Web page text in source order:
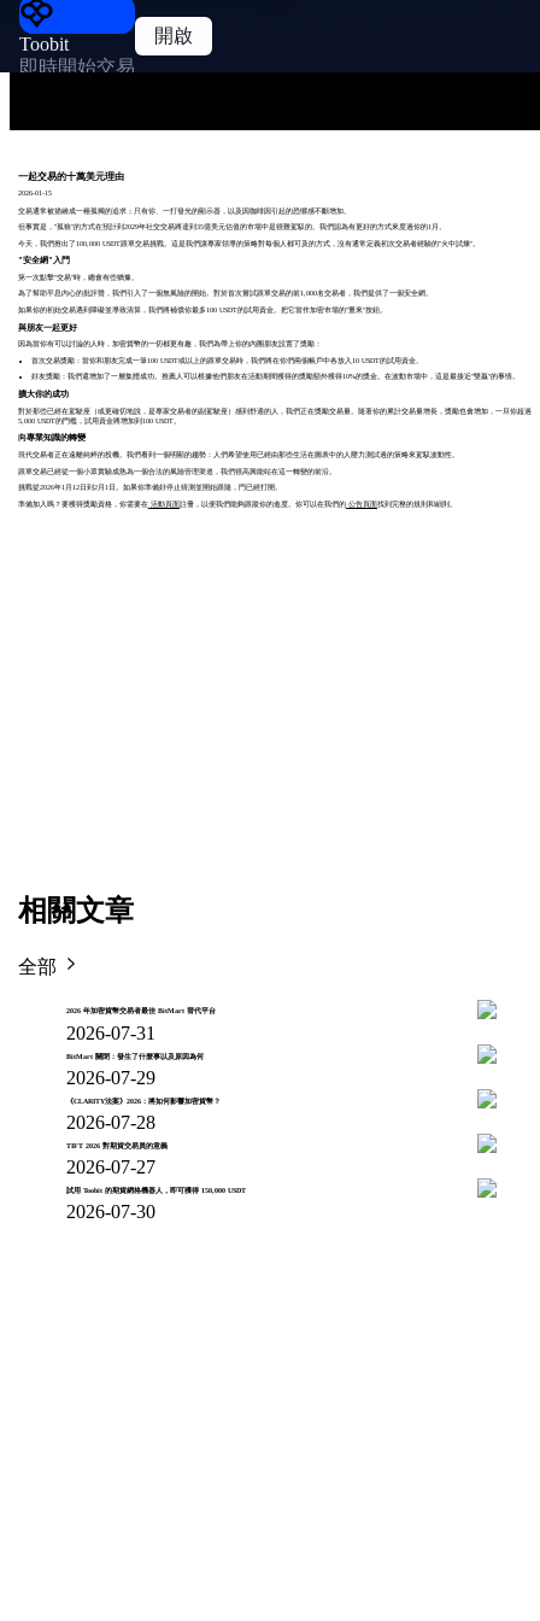
Toobit
即時開始交易
開啟
一起交易的十萬美元理由
2026-01-15
交易通常被描繪成一種孤獨的追求；只有你、一打發光的顯示器，以及因咖啡因引起的恐懼感不斷增加。
但事實是，"孤狼"的方式在預計到2029年社交交易將達到35億美元估值的市場中是很難駕馭的。我們認為有更好的方式來度過你的1月。
今天，我們推出了100,000 USDT跟單交易挑戰。這是我們讓專家領導的策略對每個人都可及的方式，沒有通常定義初次交易者經驗的"火中試煉"。
"安全網"入門
第一次點擊"交易"時，總會有些猶豫。
為了幫助平息內心的批評聲，我們引入了一個無風險的開始。對於首次嘗試跟單交易的前1,000名交易者，我們提供了一個安全網。
如果你的初始交易遇到障礙並導致清算，我們將補償你最多100 USDT的試用資金。把它當作加密市場的"重來"按鈕。
與朋友一起更好
因為當你有可以討論的人時，加密貨幣的一切都更有趣，我們為帶上你的內圈朋友設置了獎勵：
首次交易獎勵：當你和朋友完成一筆100 USDT或以上的跟單交易時，我們將在你們兩個帳戶中各放入10 USDT的試用資金。
好友獎勵：我們還增加了一層集體成功。推薦人可以根據他們朋友在活動期間獲得的獎勵額外獲得10%的獎金。在波動市場中，這是最接近"雙贏"的事情。
擴大你的成功
對於那些已經在駕駛座（或更確切地說，是專家交易者的副駕駛座）感到舒適的人，我們正在獎勵交易量。隨著你的累計交易量增長，獎勵也會增加，一旦你超過
5,000 USDT的門檻，試用資金將增加到100 USDT。
向專業知識的轉變
現代交易者正在遠離純粹的投機。我們看到一個明顯的趨勢：人們希望使用已經由那些生活在圖表中的人壓力測試過的策略來駕馭波動性。
跟單交易已經從一個小眾實驗成熟為一個合法的風險管理渠道，我們很高興能站在這一轉變的前沿。
挑戰從2026年1月12日到2月1日。如果你準備好停止猜測並開始跟隨，門已經打開。
準備加入嗎？要獲得獎勵資格，你需要在 活動頁面註冊，以便我們能夠跟蹤你的進度。你可以在我們的 公告頁面找到完整的規則和細則。
相關文章
全部
2026 年加密貨幣交易者最佳 BitMart 替代平台
2026-07-31
BitMart 關閉：發生了什麼事以及原因為何
2026-07-29
《CLARITY法案》2026：將如何影響加密貨幣？
2026-07-28
TIFT 2026 對期貨交易員的意義
2026-07-27
試用 Toobit 的期貨網格機器人，即可獲得 150,000 USDT
2026-07-30